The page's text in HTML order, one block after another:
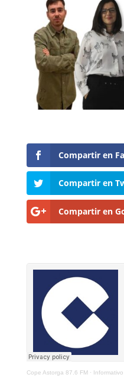
Compartir en
Compartir en
Compartir en
Cope Astorga 87.6 FM· Informativo